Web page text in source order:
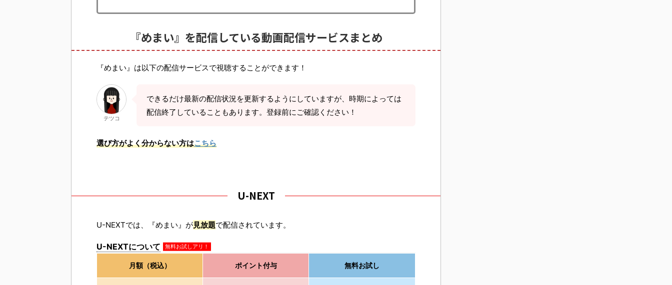
『めまい』を配信している動画配信サービスまとめ
『めまい』は以下の配信サービスで視聴することができます！
テツコ
できるだけ最新の配信状況を更新するようにしていますが、時期によっては
配信終了していることもあります。登録前にご確認ください！
選び方がよく分からない方はこちら
U-NEXT
U-NEXTでは、『めまい』が見放題で配信されています。
U-NEXTについて 無料お試しアリ！
月額（税込） ポイント付与 無料お試し